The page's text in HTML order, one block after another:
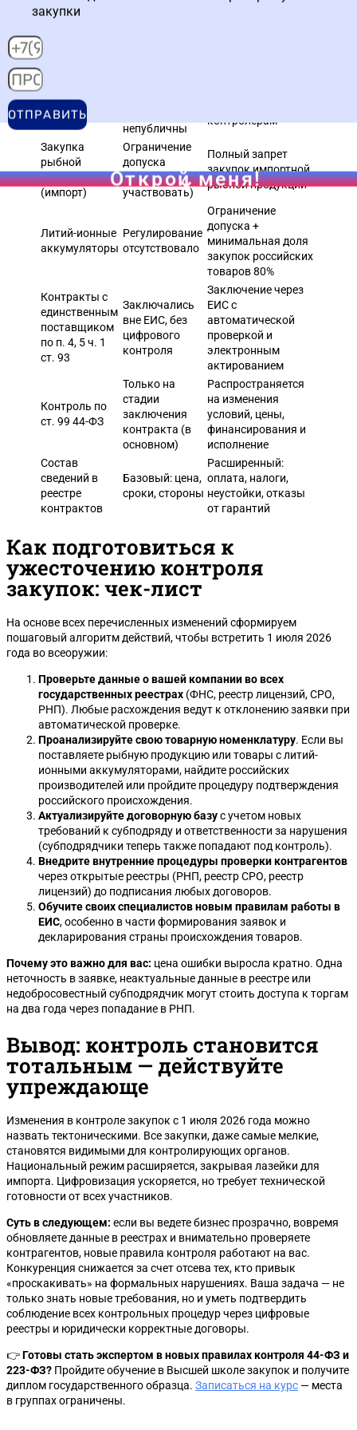
Учет малых
закупок (п. 4, 5
ч. 1 ст. 93)
непубличны
контролерам
Закупка
рыбной
продукции
(импорт)
Ограничение
допуска
(можно было
участвовать)
Полный запрет
закупок импортной
рыбной продукции
Литий-ионные
аккумуляторы
Регулирование
отсутствовало
Ограничение
допуска +
минимальная доля
закупок российских
товаров 80%
Контракты с
единственным
поставщиком
по п. 4, 5 ч. 1
ст. 93
Заключались
вне ЕИС, без
цифрового
контроля
Заключение через
ЕИС с
автоматической
проверкой и
электронным
актированием
Контроль по
ст. 99 44-ФЗ
Только на
стадии
заключения
контракта (в
основном)
Распространяется
на изменения
условий, цены,
финансирования и
исполнение
Состав
сведений в
реестре
контрактов
Базовый: цена,
сроки, стороны
Расширенный:
оплата, налоги,
неустойки, отказы
от гарантий
Как подготовиться к
ужесточению контроля
закупок: чек-лист
На основе всех перечисленных изменений сформируем
пошаговый алгоритм действий, чтобы встретить 1 июля 2026
года во всеоружии:
Проверьте данные о вашей компании во всех
государственных реестрах (ФНС, реестр лицензий, СРО,
РНП). Любые расхождения ведут к отклонению заявки при
автоматической проверке.
Проанализируйте свою товарную номенклатуру. Если вы
поставляете рыбную продукцию или товары с литий-
ионными аккумуляторами, найдите российских
производителей или пройдите процедуру подтверждения
российского происхождения.
Актуализируйте договорную базус учетом новых
требований к субподряду и ответственности за нарушения
(субподрядчики теперь также попадают под контроль).
Внедрите внутренние процедуры проверки контрагентов
через открытые реестры (РНП, реестр СРО, реестр
лицензий) до подписания любых договоров.
Обучите своих специалистов новым правилам работы в
ЕИС, особенно в части формирования заявок и
декларирования страны происхождения товаров.
Почему это важно для вас: цена ошибки выросла кратно. Одна
неточность в заявке, неактуальные данные в реестре или
недобросовестный субподрядчик могут стоить доступа к торгам
на два года через попадание в РНП.
Вывод: контроль становится
тотальным — действуйте
упреждающе
Изменения в контроле закупок с 1 июля 2026 года можно
назвать тектоническими. Все закупки, даже самые мелкие,
становятся видимыми для контролирующих органов.
Национальный режим расширяется, закрывая лазейки для
импорта. Цифровизация ускоряется, но требует технической
готовности от всех участников.
Суть в следующем: если вы ведете бизнес прозрачно, вовремя
обновляете данные в реестрах и внимательно проверяете
контрагентов, новые правила контроля работают на вас.
Конкуренция снижается за счет отсева тех, кто привык
«проскакивать» на формальных нарушениях. Ваша задача — не
только знать новые требования, но и уметь подтвердить
соблюдение всех контрольных процедур через цифровые
реестры и юридически корректные договоры.
👉Готовы стать экспертом в новых правилах контроля 44-ФЗ и
223-ФЗ? Пройдите обучение в Высшей школе закупок и получите
диплом государственного образца. Записаться на курс — места
в группах ограничены.
закупки
ОТПРАВИТЬ
Открой меня!